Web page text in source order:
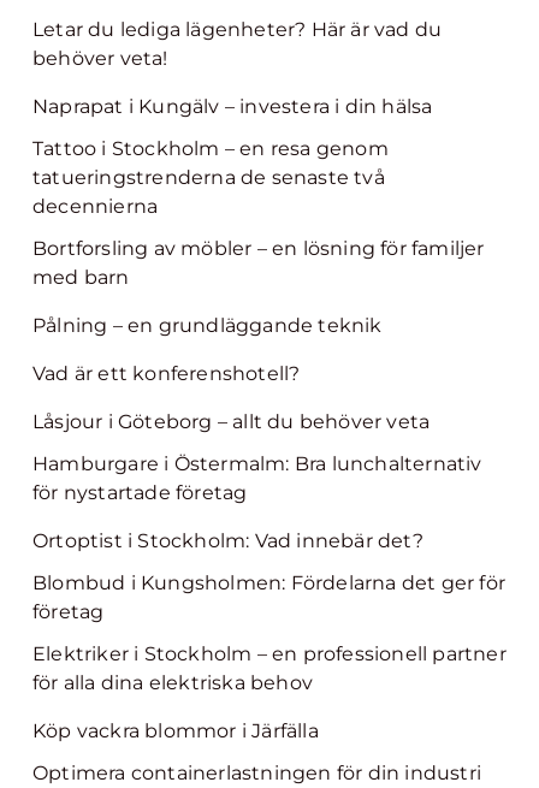
Letar du lediga lägenheter? Här är vad du
behöver veta!
Naprapat i Kungälv – investera i din hälsa
Tattoo i Stockholm – en resa genom
tatueringstrenderna de senaste två
decennierna
Bortforsling av möbler – en lösning för familjer
med barn
Pålning – en grundläggande teknik
Vad är ett konferenshotell?
Låsjour i Göteborg – allt du behöver veta
Hamburgare i Östermalm: Bra lunchalternativ
för nystartade företag
Ortoptist i Stockholm: Vad innebär det?
Blombud i Kungsholmen: Fördelarna det ger för
företag
Elektriker i Stockholm – en professionell partner
för alla dina elektriska behov
Köp vackra blommor i Järfälla
Optimera containerlastningen för din industri